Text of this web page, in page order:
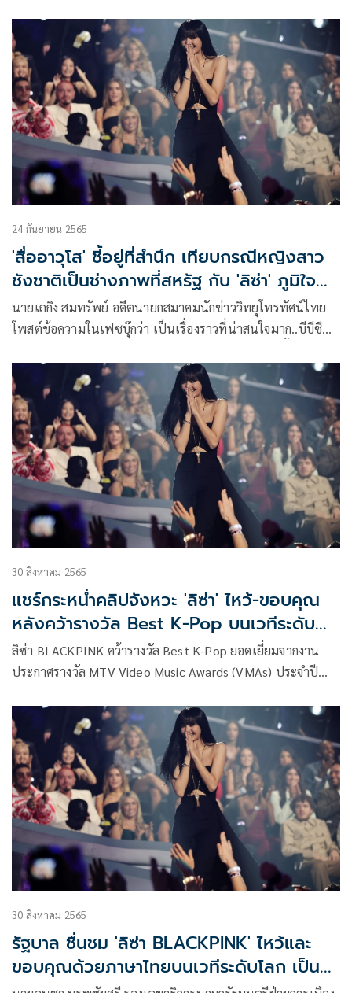
รายการ “วัน เดย์ วิท แมทธิว หนึ่งวันมันดี ตีซี้คนดัง (One Day
With Matthew)” วันศุกร์นี้ (11 พ.ย.) ทางช่อง MONO29 อาสา
พา ดีเจ.มะตูม ลุยกีฬา โพลแดนซ์ ตามรอย ลิซ่า Blackpink ณ
สตูดิโอออกกำลังกายใจกลางกรุง Fly Me to the Moon ย่านอารีย์
โดยมี ครูโอ-กมลทิพย์ ตั้งเทียนทอง เจ้าของสตูดิโอดูแลอย่างใกล้
ชิด
24 กันยายน 2565
'สื่ออาวุโส' ชี้อยู่ที่สำนึก เทียบกรณีหญิงสาว
ชังชาติเป็นช่างภาพที่สหรัฐ กับ 'ลิซ่า' ภูมิใจ
ความเป็นไทย
นายเถกิง สมทรัพย์ อดีตนายกสมาคมนักข่าววิทยุโทรทัศน์ไทย
โพสต์ข้อความในเฟซบุ๊กว่า เป็นเรื่องราวที่น่าสนใจมาก..บีบีซี
ระบบไทย ผันตัวไปเป็นช่างภาพมากฝีมือในอเมริกา
30 สิงหาคม 2565
แชร์กระหน่ำคลิปจังหวะ 'ลิซ่า' ไหว้-ขอบคุณ
หลังคว้ารางวัล Best K-Pop บนเวทีระดับ
โลก VMAs
ลิซ่า BLACKPINK คว้ารางวัล Best K-Pop ยอดเยี่ยมจากงาน
ประกาศรางวัล MTV Video Music Awards (VMAs) ประจำปี
30 สิงหาคม 2565
รัฐบาล ชื่นชม 'ลิซ่า BLACKPINK' ไหว้และ
ขอบคุณด้วยภาษาไทยบนเวทีระดับโลก เป็น